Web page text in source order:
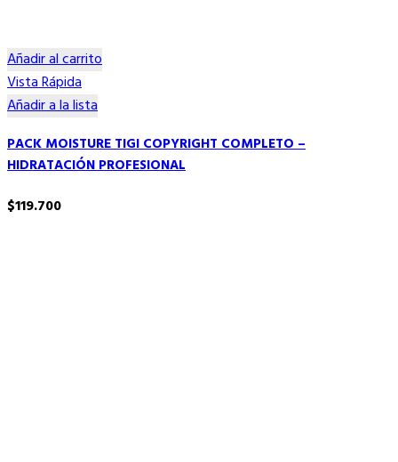
Añadir al carrito
Vista Rápida
Añadir a la lista
PACK MOISTURE TIGI COPYRIGHT COMPLETO –
HIDRATACIÓN PROFESIONAL
$119.700